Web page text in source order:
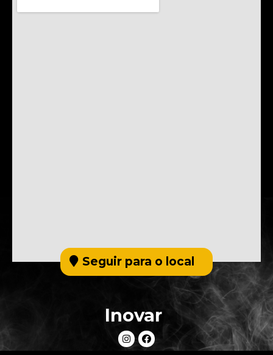
Seguir para o local
Inovar